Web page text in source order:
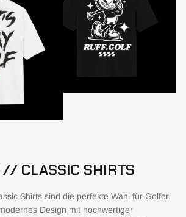
// CLASSIC SHIRTS
Shirts sind die perfekte Wahl für Golfer.
Design mit hochwertiger